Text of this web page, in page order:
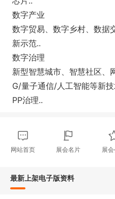
数字产业
数字贸易、数字乡村、数据
新示范..
数字治理
新型智慧城市、智慧社区、
G/量子通信/人工智能等新
PP治理..
网站首页 展会名片 展
最新上架电子版资料